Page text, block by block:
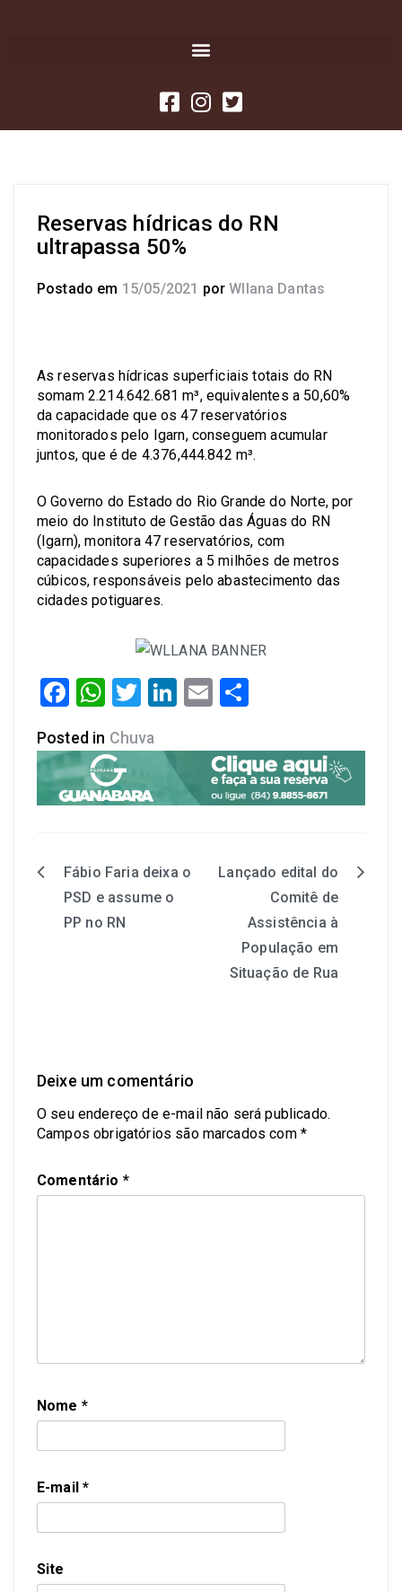
Reservas hídricas do RN
ultrapassa 50%
Postado em 15/05/2021 por Wllana Dantas
As reservas hídricas superficiais totais do RN
somam 2.214.642.681 m³, equivalentes a 50,60%
da capacidade que os 47 reservatórios
monitorados pelo Igarn, conseguem acumular
juntos, que é de 4.376,444.842 m³.
O Governo do Estado do Rio Grande do Norte, por
meio do Instituto de Gestão das Águas do RN
(Igarn), monitora 47 reservatórios, com
capacidades superiores a 5 milhões de metros
cúbicos, responsáveis pelo abastecimento das
cidades potiguares.
Facebook
WhatsApp
Twitter
LinkedIn
Email
Posted in Chuva
Fábio Faria deixa o
PSD e assume o
PP no RN
Lançado edital do
Comitê de
Assistência à
População em
Situação de Rua
Deixe um comentário
O seu endereço de e-mail não será publicado.
Campos obrigatórios são marcados com *
Comentário *
Nome *
E-mail*
Site